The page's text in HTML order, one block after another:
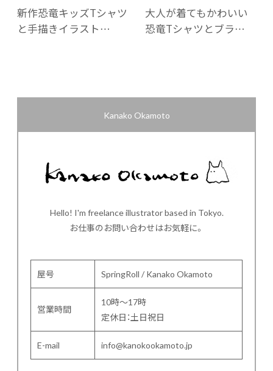
新作恐竜キッズTシャツ
と手描きイラスト…
大人が着てもかわいい
恐竜Tシャツとブラ…
Kanako Okamoto
Hello! I'm freelance illustrator based in Tokyo.
お仕事のお問い合わせはお気軽に。
屋号 SpringRoll / Kanako Okamoto
営業時間
10時～17時
定休日：土日祝日
E-mail info@kanokookamoto.jp